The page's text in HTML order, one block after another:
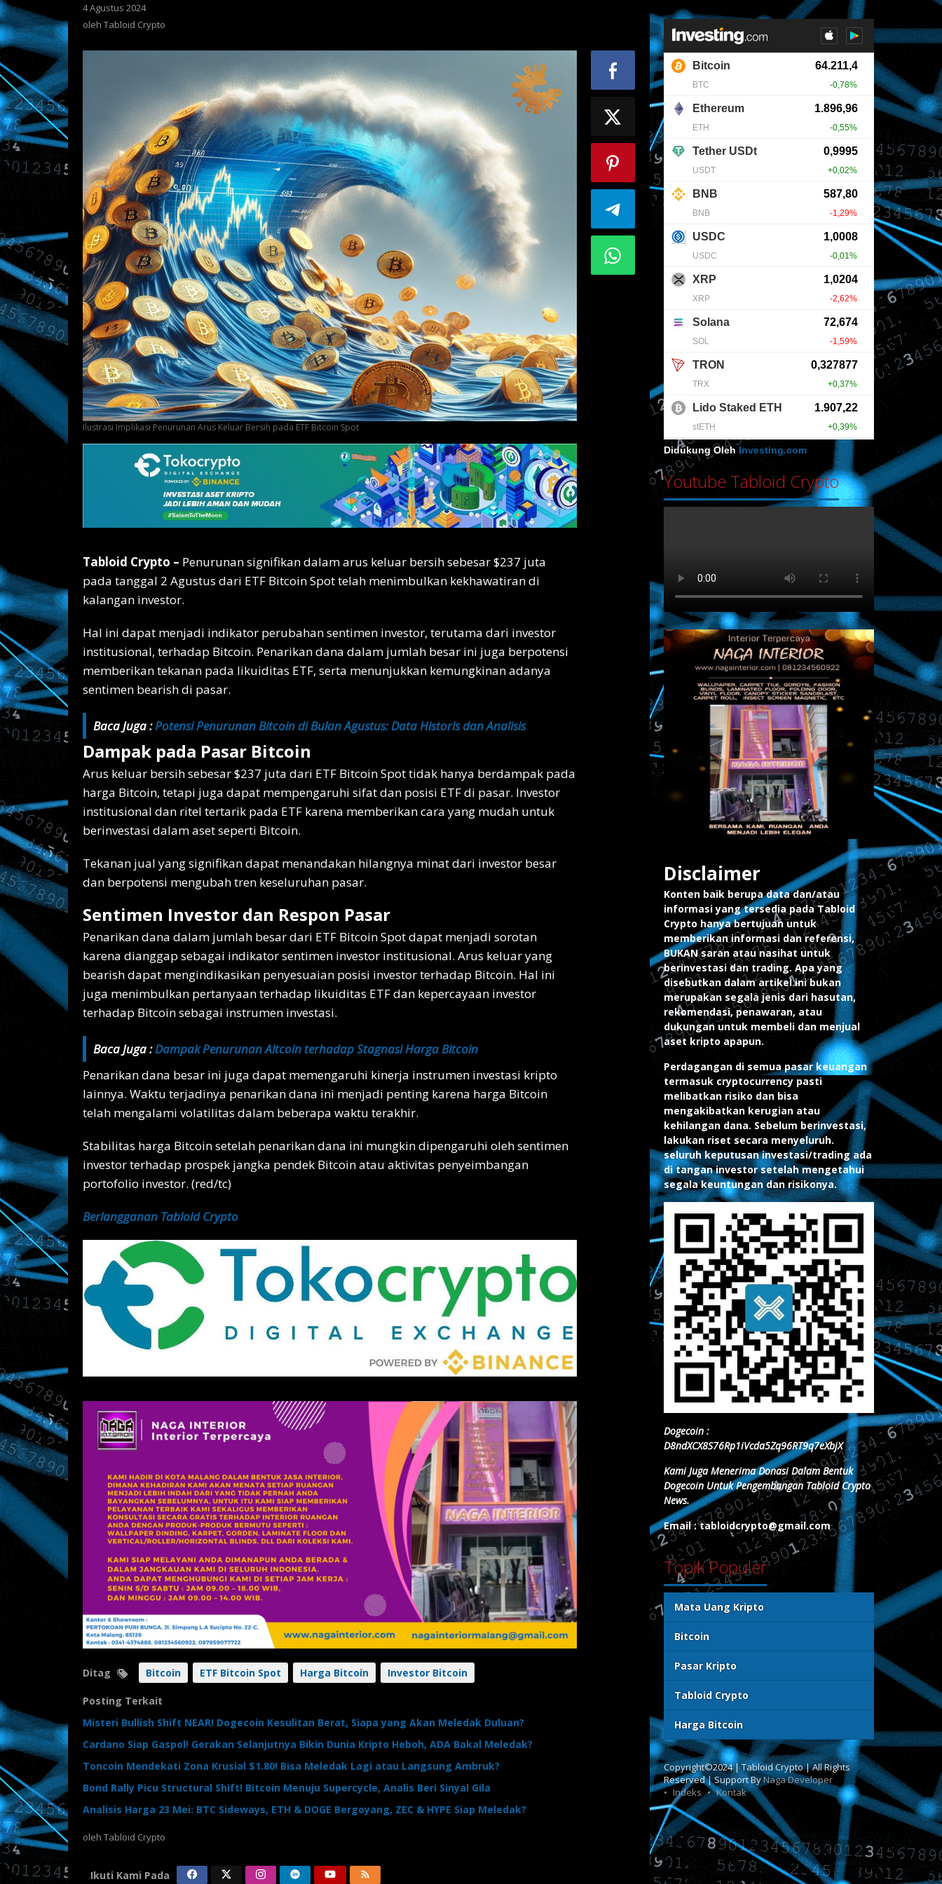
4 Agustus 2024
Tabloid
oleh Tabloid Crypto
Ilustrasi Implikasi Penurunan Arus Keluar Bersih pada ETF Bitcoin Spot
Tabloid Crypto – Penurunan signifikan dalam arus keluar bersih sebesar $237 juta
pada tanggal 2 Agustus dari ETF Bitcoin Spot telah menimbulkan kekhawatiran di
kalangan investor.
Hal ini dapat menjadi indikator perubahan sentimen investor, terutama dari investor
institusional, terhadap Bitcoin. Penarikan dana dalam jumlah besar ini juga berpotensi
memberikan tekanan pada likuiditas ETF, serta menunjukkan kemungkinan adanya
sentimen bearish di pasar.
Baca Juga :Potensi Penurunan Bitcoin di Bulan Agustus: Data Historis dan Analisis
Dampak pada Pasar Bitcoin
Arus keluar bersih sebesar $237 juta dari ETF Bitcoin Spot tidak hanya berdampak pada
harga Bitcoin, tetapi juga dapat mempengaruhi sifat dan posisi ETF di pasar. Investor
institusional dan ritel tertarik pada ETF karena memberikan cara yang mudah untuk
berinvestasi dalam aset seperti Bitcoin.
Tekanan jual yang signifikan dapat menandakan hilangnya minat dari investor besar
dan berpotensi mengubah tren keseluruhan pasar.
Sentimen Investor dan Respon Pasar
Penarikan dana dalam jumlah besar dari ETF Bitcoin Spot dapat menjadi sorotan
karena dianggap sebagai indikator sentimen investor institusional. Arus keluar yang
bearish dapat mengindikasikan penyesuaian posisi investor terhadap Bitcoin. Hal ini
juga menimbulkan pertanyaan terhadap likuiditas ETF dan kepercayaan investor
terhadap Bitcoin sebagai instrumen investasi.
Baca Juga :Dampak Penurunan Altcoin terhadap Stagnasi Harga Bitcoin
Penarikan dana besar ini juga dapat memengaruhi kinerja instrumen investasi kripto
lainnya. Waktu terjadinya penarikan dana ini menjadi penting karena harga Bitcoin
telah mengalami volatilitas dalam beberapa waktu terakhir.
Stabilitas harga Bitcoin setelah penarikan dana ini mungkin dipengaruhi oleh sentimen
investor terhadap prospek jangka pendek Bitcoin atau aktivitas penyeimbangan
portofolio investor. (red/tc)
Berlangganan Tabloid Crypto
Ditag Bitcoin ETF Bitcoin Spot Harga Bitcoin Investor Bitcoin
Posting Terkait
Misteri Bullish Shift NEAR! Dogecoin Kesulitan Berat, Siapa yang Akan Meledak Duluan?
Cardano Siap Gaspol! Gerakan Selanjutnya Bikin Dunia Kripto Heboh, ADA Bakal Meledak?
Toncoin Mendekati Zona Krusial $1.80! Bisa Meledak Lagi atau Langsung Ambruk?
Bond Rally Picu Structural Shift! Bitcoin Menuju Supercycle, Analis Beri Sinyal Gila
Analisis Harga 23 Mei: BTC Sideways, ETH & DOGE Bergoyang, ZEC & HYPE Siap Meledak?
oleh Tabloid Crypto
Ikuti Kami Pada
Didukung Oleh Investing.com
Youtube Tabloid Crypto
Disclaimer
Konten baik berupa data dan/atau
informasi yang tersedia pada Tabloid
Crypto hanya bertujuan untuk
memberikan informasi dan referensi,
BUKAN saran atau nasihat untuk
berinvestasi dan trading. Apa yang
disebutkan dalam artikel ini bukan
merupakan segala jenis dari hasutan,
rekomendasi, penawaran, atau
dukungan untuk membeli dan menjual
aset kripto apapun.
Perdagangan di semua pasar keuangan
termasuk cryptocurrency pasti
melibatkan risiko dan bisa
mengakibatkan kerugian atau
kehilangan dana. Sebelum berinvestasi,
lakukan riset secara menyeluruh.
seluruh keputusan investasi/trading ada
di tangan investor setelah mengetahui
segala keuntungan dan risikonya.
Dogecoin :
D8ndXCX8S76Rp1iVcda5Zq96RT9q7eXbjX
Kami Juga Menerima Donasi Dalam Bentuk
Dogecoin Untuk Pengembangan Tabloid Crypto
News.
Email : tabloidcrypto@gmail.com
Topik Populer
Mata Uang Kripto
Bitcoin
Pasar Kripto
Tabloid Crypto
Harga Bitcoin
Copyright©2024 | Tabloid Crypto | All Rights
Reserved | Support ByNaga Developer
Indeks
Kontak